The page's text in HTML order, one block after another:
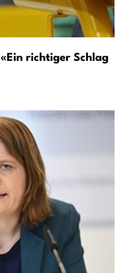
richtiger Schlag